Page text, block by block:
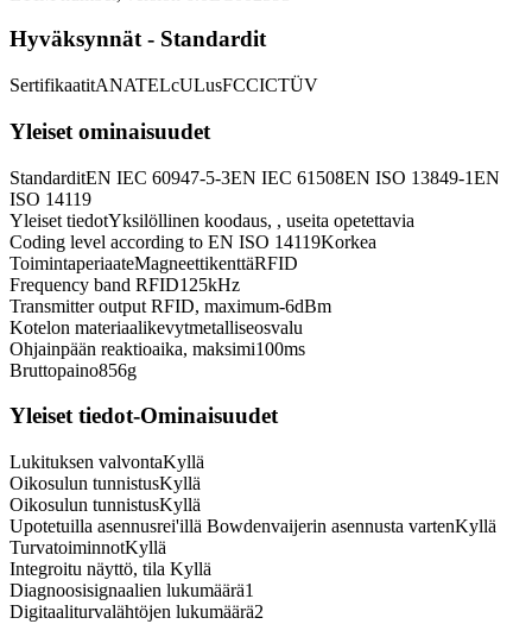
Hyväksynnät - Standardit
SertifikaatitANATELcULusFCCICTÜV
Yleiset ominaisuudet
StandarditEN IEC 60947-5-3EN IEC 61508EN ISO 13849-1EN
ISO 14119
Yleiset tiedotYksilöllinen koodaus, , useita opetettavia
Coding level according to EN ISO 14119Korkea
ToimintaperiaateMagneettikenttäRFID
Frequency band RFID125kHz
Transmitter output RFID, maximum-6dBm
Kotelon materiaalikevytmetalliseosvalu
Ohjainpään reaktioaika, maksimi100ms
Bruttopaino856g
Yleiset tiedot-Ominaisuudet
Lukituksen valvontaKyllä
Oikosulun tunnistusKyllä
Oikosulun tunnistusKyllä
Upotetuilla asennusrei'illä Bowdenvaijerin asennusta vartenKyllä
TurvatoiminnotKyllä
Integroitu näyttö, tila Kyllä
Diagnoosisignaalien lukumäärä1
Digitaaliturvalähtöjen lukumäärä2